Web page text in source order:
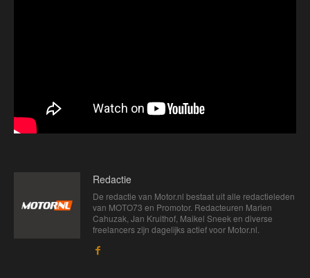
Redactie
De redactie van Motor.nl bestaat uit alle redactieleden
van MOTO73 en Promotor. Redacteuren Marien
Cahuzak, Jan Kruithof, Maikel Sneek en diverse
freelancers zijn dagelijks actief voor Motor.nl.